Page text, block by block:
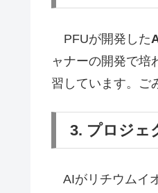
PFUが開発した
ャナーの開発で培
習しています。ご
3. プロジェ
AIがリチウムイ